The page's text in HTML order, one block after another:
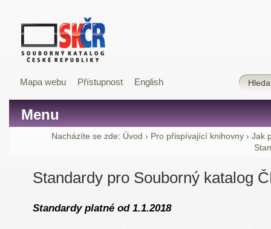
Mapa webu Přístupnost English
Menu
Nacházíte se zde: Úvod › Pro přispívající knihovny › Jak
Standardy pro Souborný katalog
Standardy platné od 1.1.2018